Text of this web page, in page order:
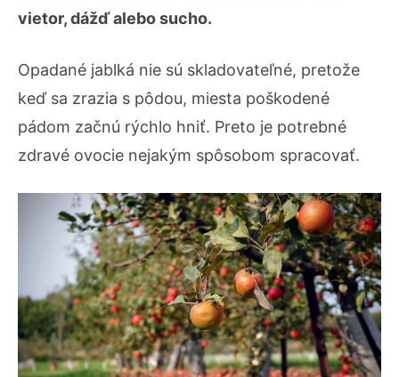
vietor, dážď alebo sucho.
Opadané jablká nie sú skladovateľné, pretože
keď sa zrazia s pôdou, miesta poškodené
pádom začnú rýchlo hniť. Preto je potrebné
zdravé ovocie nejakým spôsobom spracovať.